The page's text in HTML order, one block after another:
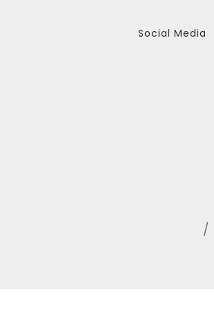
Social Media